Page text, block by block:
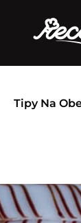
Tipy Na